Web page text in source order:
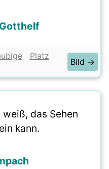
Platz
Bild →
das Sehen
kann.